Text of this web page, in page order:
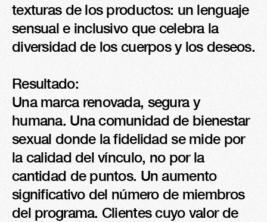
texturas de los productos: un lenguaje
sensual e inclusivo que celebra la
diversidad de los cuerpos y los deseos.
Resultado:
Una marca renovada, segura y
humana. Una comunidad de bienestar
sexual donde la fidelidad se mide por
la calidad del vínculo, no por la
cantidad de puntos. Un aumento
significativo del número de miembros
del programa. Clientes cuyo valor de